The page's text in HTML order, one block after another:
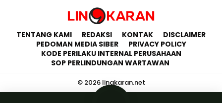
TENTANG KAMI REDAKSI KONTAK
DISCLAIMER
PEDOMAN MEDIA SIBER
PRIVACY POLICY
KODE PERILAKU INTERNAL PERUSAHAAN
SOP PERLINDUNGAN WARTAWAN
© 2026 lingkaran.net